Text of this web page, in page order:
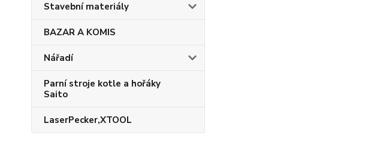
Stavební materiály
BAZAR A KOMIS
Nářadí
Parní stroje kotle a hořáky
Saito
LaserPecker,XTOOL